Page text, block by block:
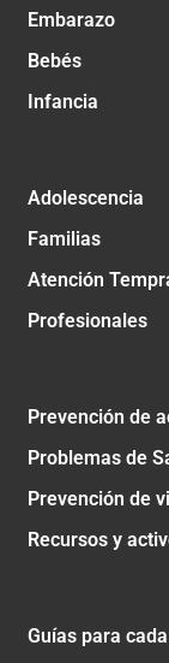
Embarazo
Bebés
Infancia
Adolescencia
Familias
Atención
Profesionales
Prevención de
Problemas de
Prevención de
Recursos y
Guías para